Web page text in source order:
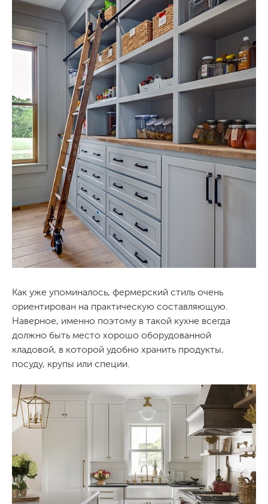
Как уже упоминалось, фермерский стиль очень
ориентирован на практическую составляющую.
Наверное, именно поэтому в такой кухне всегда
должно быть место хорошо оборудованной
кладовой, в которой удобно хранить продукты,
посуду, крупы или специи.